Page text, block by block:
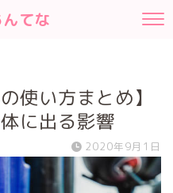
てな
使い方まとめ】
に出る影響
2020年9月1日